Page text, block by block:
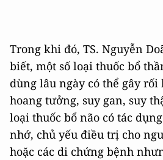
Trong khi đó, TS. Nguyễn
biết, một số loại thuốc bổ
dùng lâu ngày có thể gây
hoang tưởng, suy gan, suy
loại thuốc bổ não có tác
nhớ, chủ yếu điều trị cho
hoặc các di chứng bệnh